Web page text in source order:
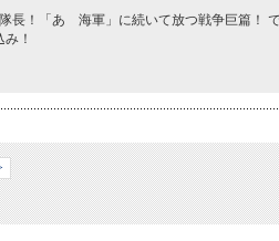
長！「あゝ海軍」に続いて放つ戦争巨篇！
！